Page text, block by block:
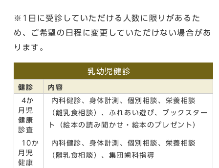
※1日に受診していただける人数に限りがあるた
め、ご希望の日程に変更していただけない場合があ
ります。
乳幼児健診
健診
内容
4か
月児
健康
診査
内科健診、身体計測、個別相談、栄養相談
（離乳食相談）、ふれあい遊び、ブックスター
ト（絵本の読み聞かせ・絵本のプレゼント）
10か
月児
健康
内科健診、身体計測、個別相談、栄養相談
（離乳食相談）、集団歯科指導